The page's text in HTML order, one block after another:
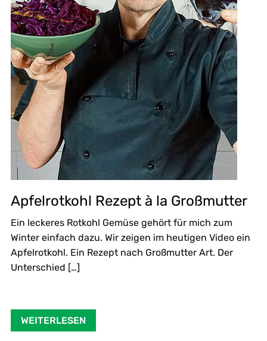
Apfelrotkohl Rezept à la Großmutter
Ein leckeres Rotkohl Gemüse gehört für mich zum
Winter einfach dazu. Wir zeigen im heutigen Video ein
Apfelrotkohl. Ein Rezept nach Großmutter Art. Der
Unterschied […]
WEITERLESEN